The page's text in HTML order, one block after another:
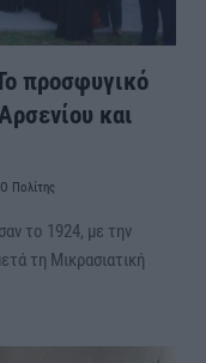
προσφυγικό
και
Ο Πολίτης
το 1924, με την
τη Μικρασιατική